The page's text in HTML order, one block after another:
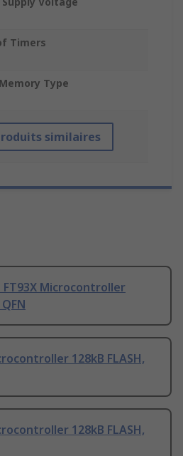
Timers
Type
similaires
Microcontroller
128kB FLASH,
128kB FLASH,